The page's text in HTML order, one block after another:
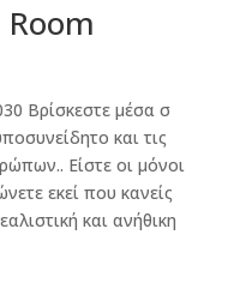
Βρίσκεστε μέσα σ
και τις
Είστε οι μόνοι
εκεί που κανείς
και ανήθικη